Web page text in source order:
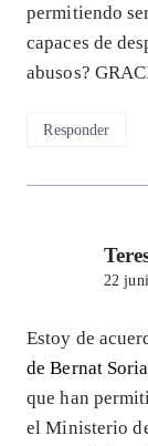
permitiendo
capaces de
abusos?
Responder
22
Estoy de
de Bernat
que han
el Ministerio